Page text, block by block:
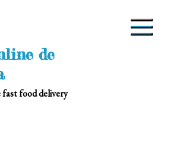
de
fast food delivery